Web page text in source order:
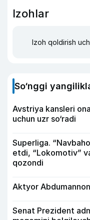
Izohlar
Izoh qoldirish
So‘nggi
Avstriya kansleri
uchun uzr so‘radi
Superliga.
etdi, “Lokomotiv”
qozondi
Aktyor
Senat Prezident